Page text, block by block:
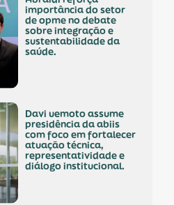
importância do setor
de opme no debate
sobre integração e
sustentabilidade da
saúde.
davi uemoto assume
presidência da abiis
com foco em fortalecer
atuação técnica,
representatividade e
diálogo institucional.